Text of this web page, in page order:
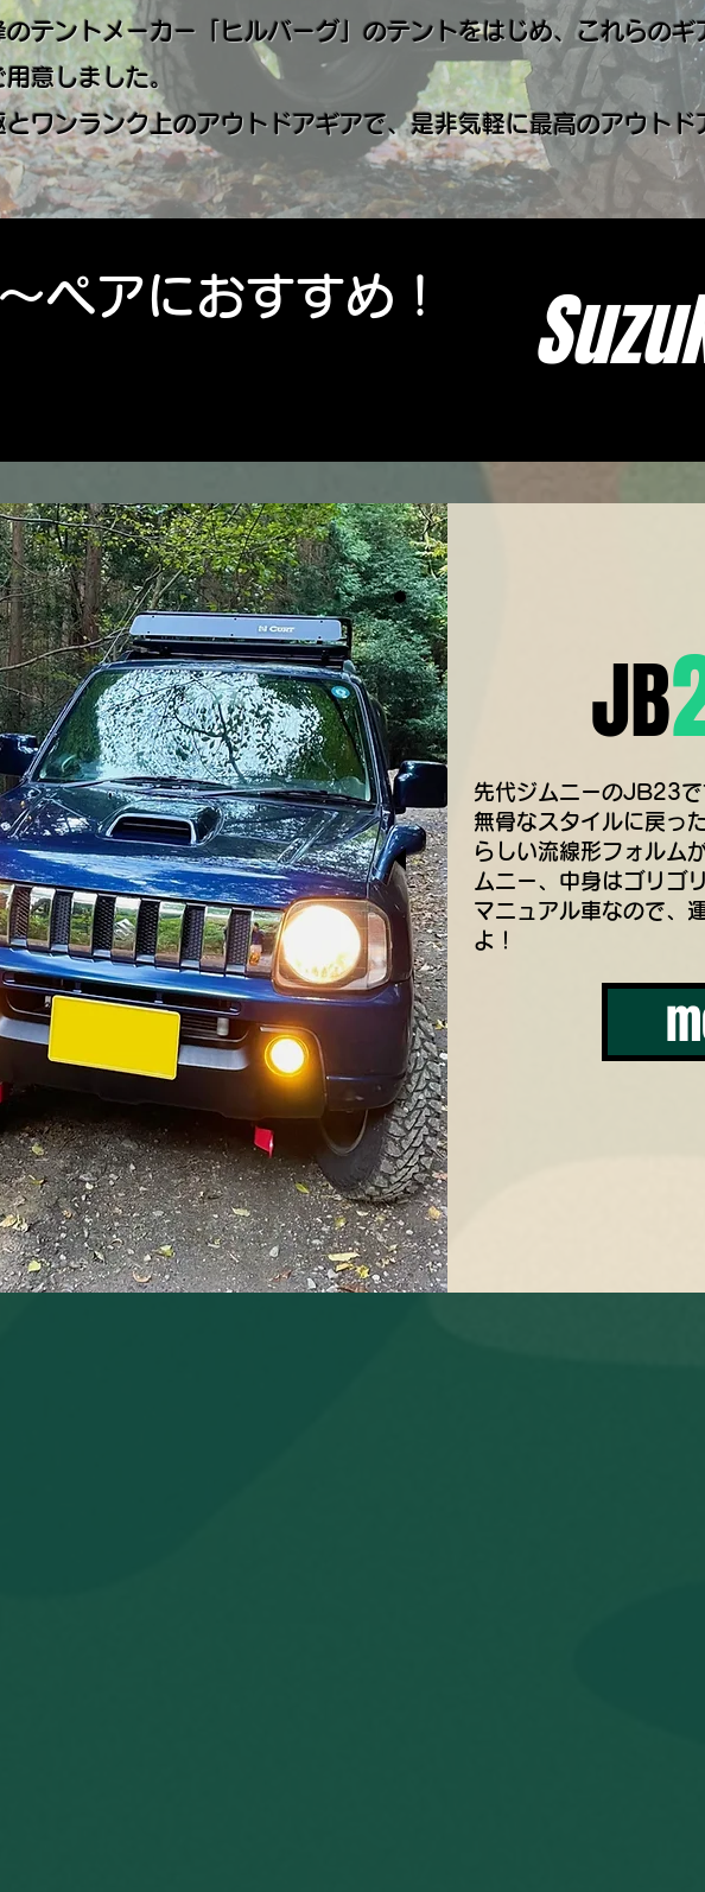
のテントメーカー「ヒルバーグ」のテントをはじめ、これらの
意しました。
ワンランク上のアウトドアギアで、是非気軽に最高のアウトド
ペアにおすすめ！
JB
先代ジムニーのJB23で
無骨なスタイルに戻っ
らしい流線形フォルム
ムニー、中身はゴリゴ
マニュアル車なので、
よ！